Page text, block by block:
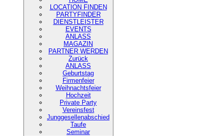
LOCATION FINDEN
PARTYFINDER
DIENSTLEISTER
EVENTS
ANLASS
MAGAZIN
PARTNER WERDEN
Zurück
ANLASS
Geburtstag
Firmenfeier
Weihnachtsfeier
Hochzeit
Private Party
Vereinsfest
Junggesellenabschied
Taufe
Seminar